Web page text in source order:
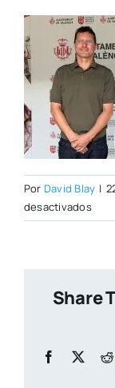
Por David Blay |
desactivadosen
Share
Facebook
X